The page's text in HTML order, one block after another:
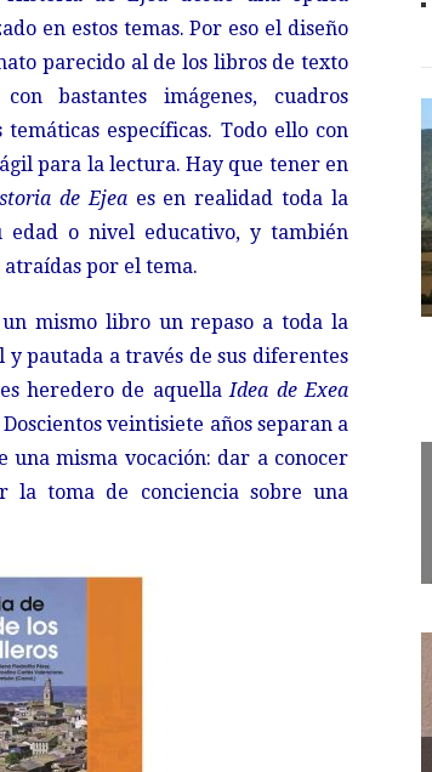
en estos temas. Por eso el diseño
parecido al de los libros de texto
bastantes imágenes, cuadros
específicas. Todo ello con
para la lectura. Hay que tener en
de Ejea es en realidad toda la
edad o nivel educativo, y también
atraídas por el tema.
mismo libro un repaso a toda la
pautada a través de sus diferentes
es heredero de aquellaIdea de Exea
veintisiete años separan a
una misma vocación: dar a conocer
la toma de conciencia sobre una